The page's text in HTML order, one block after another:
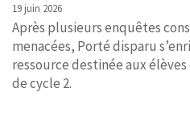
19 juin 2026
Après plusieurs enquêtes
menacées, Porté disparu
ressource destinée aux
de cycle 2.